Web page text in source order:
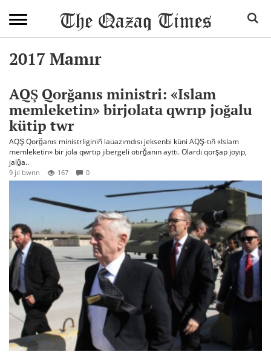
2017 Mamır
AQŞ Qorğanıs ministri: «Islam
memleketin» birjolata qwrıp joğalu
kütip twr
AQŞ Qorğanıs ministrliginiñ lauazımdısı jeksenbi küni AQŞ-tıñ «Islam
memleketin» bir jola qwrtıp jibergeli otırğanın ayttı. Olardı qorşap joyıp,
jalğa..
9 jıl bwrın 167 0